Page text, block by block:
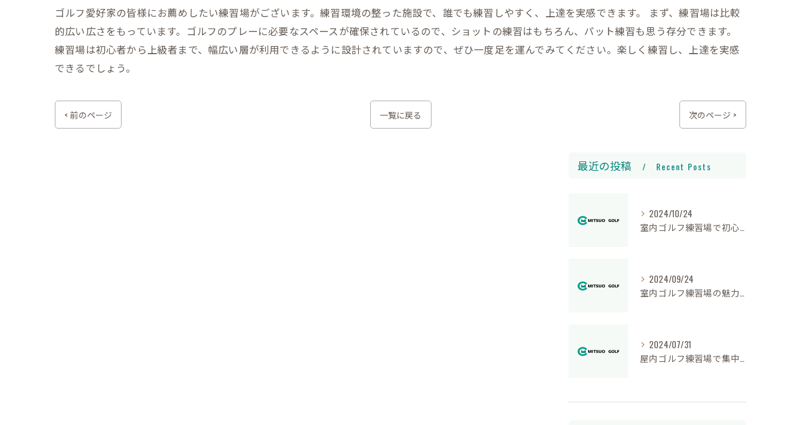
ゴルフ愛好家の皆様にお薦めしたい練習場がございます。練習環境の整った施設で、誰でも練習しやすく、上達を実感できます。 まず、練習場は比較
的広い広さをもっています。ゴルフのプレーに必要なスペースが確保されているので、ショットの練習はもちろん、パット練習も思う存分できます。
練習場は初心者から上級者まで、幅広い層が利用できるように設計されていますので、ぜひ一度足を運んでみてください。楽しく練習し、上達を実感
できるでしょう。
< 前のページ 一覧に戻る 次のページ >
最近の投稿 Recent Posts
2024/10/24
室内ゴルフ練習場で初心者が学ぶテクニック
2024/09/24
室内ゴルフ練習場の魅力と快適な環境
2024/07/31
屋内ゴルフ練習場で集中して上達する